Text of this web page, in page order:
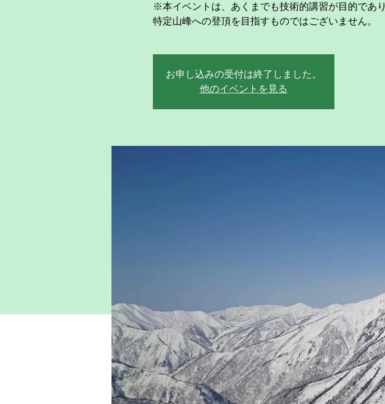
※本イベントは、あくまでも技術的講習が目的であり
特定山峰への登頂を目指すものではございません。
お申し込みの受付は終了しました。
他のイベントを見る